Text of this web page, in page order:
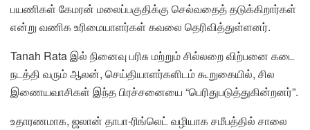
பயணிகள் கேமரன் மலைப்பகுதிக்கு செல்வதைத் தடுக்கிறார்கள்
என்று வணிக உரிமையாளர்கள் கவலை தெரிவித்துள்ளனர்.
Tanah Rata இல் நினைவு பரிசு மற்றும் சில்லறை விற்பனை கடை
நடத்தி வரும் ஆலன், செய்தியாளர்களிடம் கூறுகையில், சில
இணையவாசிகள் இந்த பிரச்சனையை “பெரிதுபடுத்துகின்றனர்”.
உதாரணமாக, ஜலான் தாபா-ரிங்லெட் வழியாக சமீபத்தில் சாலை